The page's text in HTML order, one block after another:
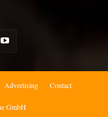
Advertising Contact
GmbH